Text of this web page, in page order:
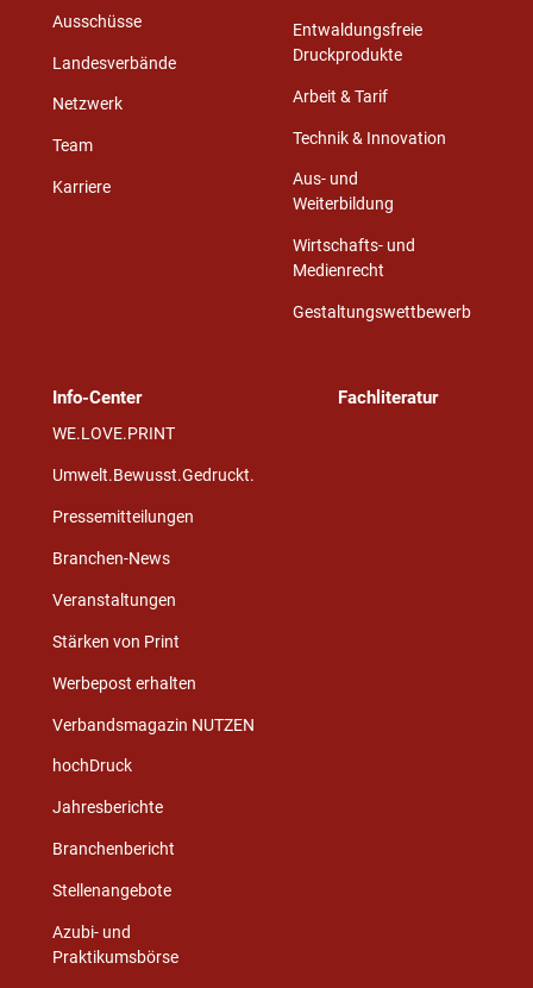
Ausschüsse
Landesverbände
Netzwerk
Team
Karriere
Entwaldungsfreie
Druckprodukte
Arbeit & Tarif
Technik & Innovation
Aus- und
Weiterbildung
Wirtschafts- und
Medienrecht
Gestaltungswettbewerb
Info-Center
WE.LOVE.PRINT
Umwelt.Bewusst.Gedruckt.
Pressemitteilungen
Branchen-News
Veranstaltungen
Stärken von Print
Werbepost erhalten
Verbandsmagazin NUTZEN
hochDruck
Jahresberichte
Branchenbericht
Stellenangebote
Azubi- und
Praktikumsbörse
Fachliteratur